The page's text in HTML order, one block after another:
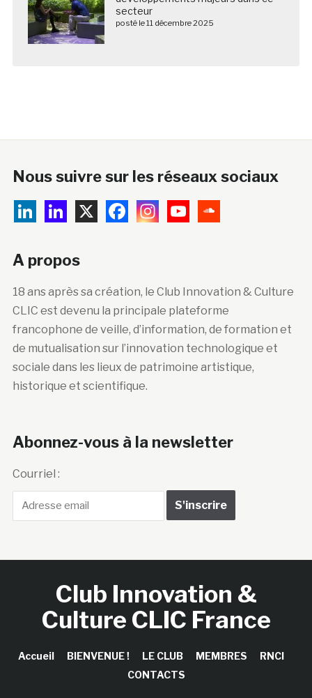
secteur
posté le 11 décembre 2025
Nous suivre sur les réseaux sociaux
A propos
18 ans après sa création, le Club Innovation & Culture
CLIC est devenu la principale plateforme
francophone de veille, d’information, de formation et
de mutualisation sur l’innovation technologique et
sociale dans les lieux de patrimoine artistique,
historique et scientifique.
Abonnez-vous à la newsletter
Courriel :
Club Innovation &
Culture CLIC France
Accueil BIENVENUE ! LE CLUB MEMBRES
RNCI
CONTACTS